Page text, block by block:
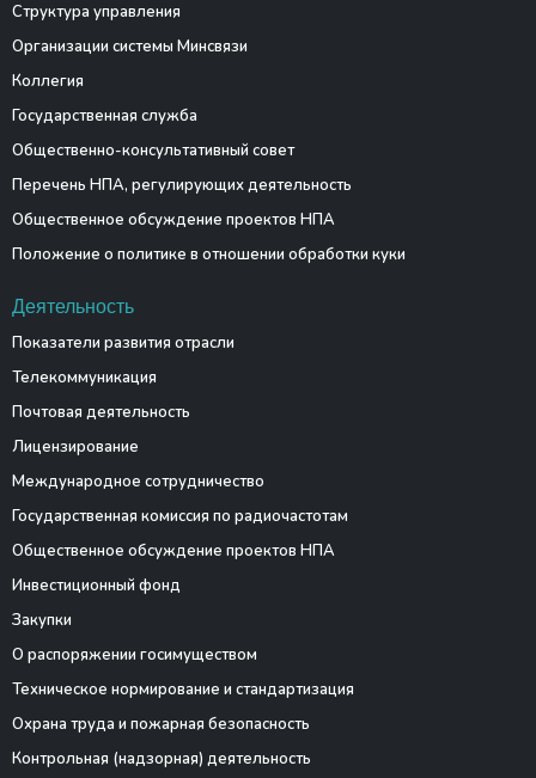
Структура управления
Организации системы Минсвязи
Коллегия
Государственная служба
Общественно-консультативный совет
Перечень НПА, регулирующих деятельность
Общественное обсуждение проектов НПА
Положение о политике в отношении обработки куки
Деятельность
Показатели развития отрасли
Телекоммуникация
Почтовая деятельность
Лицензирование
Международное сотрудничество
Государственная комиссия по радиочастотам
Общественное обсуждение проектов НПА
Инвестиционный фонд
Закупки
О распоряжении госимуществом
Техническое нормирование и стандартизация
Охрана труда и пожарная безопасность
Контрольная (надзорная) деятельность